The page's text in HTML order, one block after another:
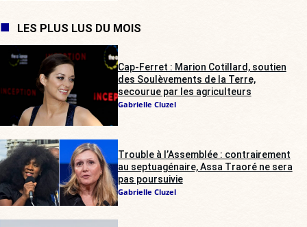
LES PLUS LUS DU MOIS
Cap-Ferret : Marion Cotillard, soutien
des Soulèvements de la Terre,
secourue par les agriculteurs
Gabrielle Cluzel
Trouble à l’Assemblée : contrairement
au septuagénaire, Assa Traoré ne sera
pas poursuivie
Gabrielle Cluzel